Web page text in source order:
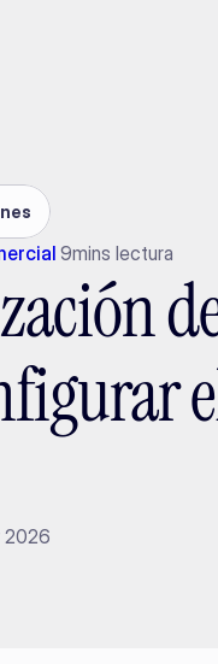
9mins lectura
2026